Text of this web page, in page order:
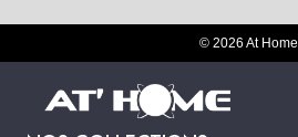
© 2026 At Home